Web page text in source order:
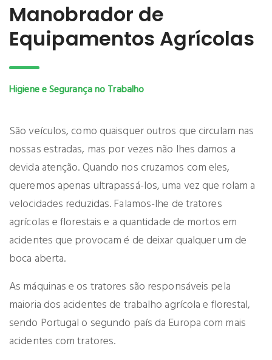
Manobrador de
Equipamentos Agrícolas
Higiene e Segurança no Trabalho
São veículos, como quaisquer outros que circulam nas
nossas estradas, mas por vezes não lhes damos a
devida atenção. Quando nos cruzamos com eles,
queremos apenas ultrapassá-los, uma vez que rolam a
velocidades reduzidas. Falamos-lhe de tratores
agrícolas e florestais e a quantidade de mortos em
acidentes que provocam é de deixar qualquer um de
boca aberta.
As máquinas e os tratores são responsáveis pela
maioria dos acidentes de trabalho agrícola e florestal,
sendo Portugal o segundo país da Europa com mais
acidentes com tratores.